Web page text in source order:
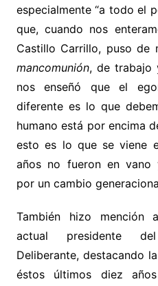
especialmente “a todo el
que, cuando nos
Castillo Carrillo, puso de
mancomunión, de trabajo
nos enseñó que el
diferente es lo que
humano está por encima
esto es lo que se viene
años no fueron en vano
por un cambio
También hizo mención
actual presidente
Deliberante, destacando
éstos últimos diez